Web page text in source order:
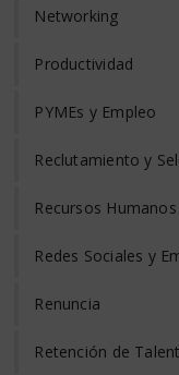
Networking
Productividad
PYMEs y Empleo
Reclutamiento y
Recursos Humanos
Redes Sociales y
Renuncia
Retención de